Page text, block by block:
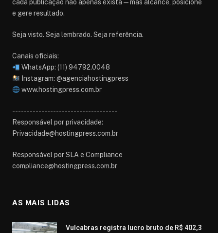
cada publicação não apenas exista — mas alcance, posicione
e gere resultado.
Seja visto. Seja lembrado. Seja referência.
Canais oficiais:
WhatsApp: (11) 94792.0048
Instagram: @agenciahostingpress
www.hostingpress.com.br⁠
------------------------------------
Responsável por privacidade:
Privacidade@hostingpress.com.br
Responsável por SLA e Compliance
compliance@hostingpress.com.br
AS MAIS LIDAS
Vulcabras registra lucro bruto de R$ 402,3